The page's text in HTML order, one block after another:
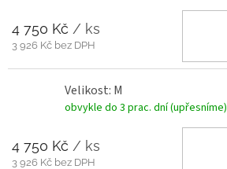
4 750 Kč / ks
3 926 Kč bez DPH
Velikost: M
obvykle do 3 prac. dní (upřesníme)
4 750 Kč / ks
3 926 Kč bez DPH